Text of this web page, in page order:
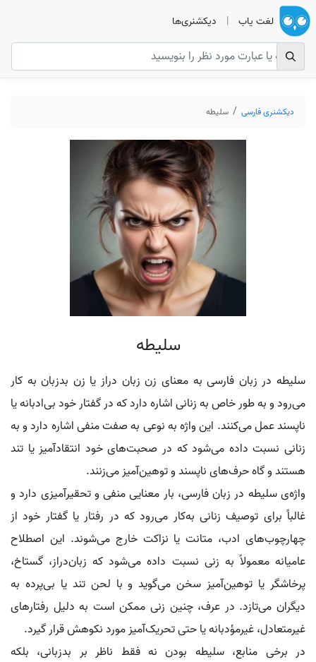
لغت یاب | دیکشنری‌ها
دیکشنری فارسی سلیطه
سلیطه
سلیطه در زبان فارسی به معنای زن زبان دراز یا زن بدزبان به کار
می‌رود و به طور خاص به زنانی اشاره دارد که در گفتار خود بی‌ادبانه یا
ناپسند عمل می‌کنند. این واژه به نوعی به صفت منفی اشاره دارد و به
زنانی نسبت داده می‌شود که در صحبت‌های خود انتقادآمیز یا تند
هستند و گاه حرف‌های ناپسند و توهین‌آمیز می‌زنند.
واژه‌ی سلیطه در زبان فارسی، بار معنایی منفی و تحقیرآمیزی دارد و
غالباً برای توصیف زنانی به‌کار می‌رود که در رفتار یا گفتار خود از
چهارچوب‌های ادب، متانت یا نزاکت خارج می‌شوند. این اصطلاح
عامیانه معمولاً به زنی نسبت داده می‌شود که زبان‌دراز، گستاخ،
پرخاشگر یا توهین‌آمیز سخن می‌گوید و با لحن تند یا بی‌پرده به
دیگران می‌تازد. در عرف، چنین زنی ممکن است به دلیل رفتارهای
غیرمتعادل، غیرمؤدبانه یا حتی تحریک‌آمیز مورد نکوهش قرار گیرد.
در برخی منابع، سلیطه بودن نه فقط ناظر بر بدزبانی، بلکه